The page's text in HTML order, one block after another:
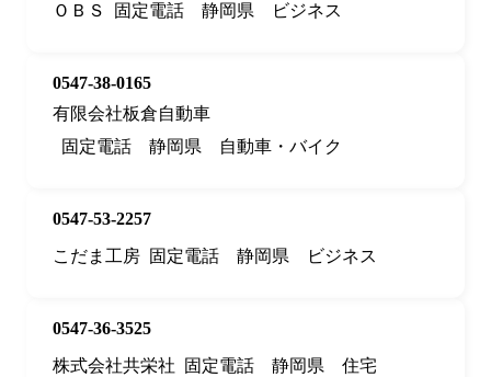
ＯＢＳ
固定電話 静岡県 ビジネス
0547-38-0165
有限会社板倉自動車
固定電話
静岡県 自動車・バイク
0547-53-2257
こだま工房 固定電話 静岡県 ビジネス
0547-36-3525
株式会社共栄社
固定電話 静岡県 住宅